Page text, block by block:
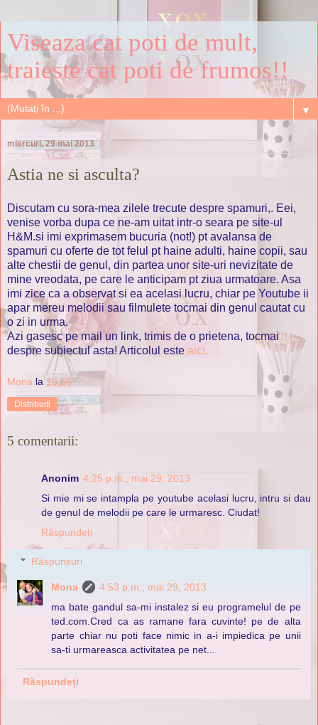
Viseaza cat poti de mult,
traieste cat poti de frumos!!
▼
miercuri, 29 mai 2013
Astia ne si asculta?
Discutam cu sora-mea zilele trecute despre spamuri,. Eei,
venise vorba dupa ce ne-am uitat intr-o seara pe site-ul
H&M.si imi exprimasem bucuria (not!) pt avalansa de
spamuri cu oferte de tot felul pt haine adulti, haine copii, sau
alte chestii de genul, din partea unor site-uri nevizitate de
mine vreodata, pe care le anticipam pt ziua urmatoare. Asa
imi zice ca a observat si ea acelasi lucru, chiar pe Youtube ii
apar mereu melodii sau filmulete tocmai din genul cautat cu
o zi in urma.
Azi gasesc pe mail un link, trimis de o prietena, tocmai
despre subiectul asta! Articolul este aici.
Mona la 15:56
Distribuiți
5 comentarii:
Anonim 4:25 p.m., mai 29, 2013
Si mie mi se intampla pe youtube acelasi lucru, intru si dau
de genul de melodii pe care le urmaresc. Ciudat!
Răspundeți
Răspunsuri
Mona
4:53 p.m., mai 29, 2013
ma bate gandul sa-mi instalez si eu programelul de pe
ted.com.Cred ca as ramane fara cuvinte! pe de alta
parte chiar nu poti face nimic in a-i impiedica pe unii
sa-ti urmareasca activitatea pe net...
Răspundeți